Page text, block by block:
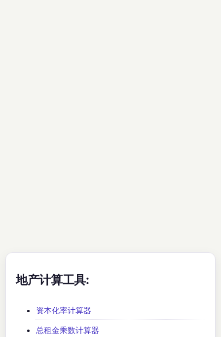
地产计算工具:
资本化率计算器
总租金乘数计算器